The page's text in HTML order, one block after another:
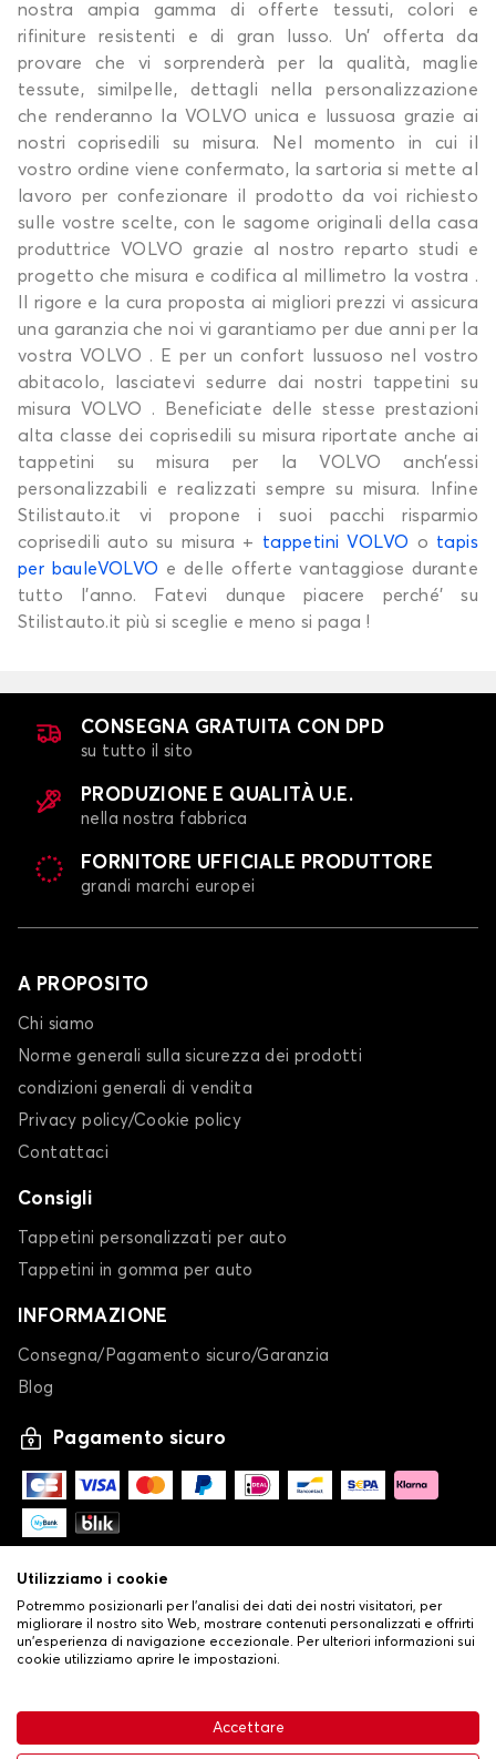
nostra ampia gamma di offerte tessuti, colori e
rifiniture resistenti e di gran lusso. Un’ offerta da
provare che vi sorprenderà per la qualità, maglie
tessute, similpelle, dettagli nella personalizzazione
che renderanno la VOLVO unica e lussuosa grazie ai
nostri coprisedili su misura. Nel momento in cui il
vostro ordine viene confermato, la sartoria si mette al
lavoro per confezionare il prodotto da voi richiesto
sulle vostre scelte, con le sagome originali della casa
produttrice VOLVO grazie al nostro reparto studi e
progetto che misura e codifica al millimetro la vostra .
Il rigore e la cura proposta ai migliori prezzi vi assicura
una garanzia che noi vi garantiamo per due anni per la
vostra VOLVO . E per un confort lussuoso nel vostro
abitacolo, lasciatevi sedurre dai nostri tappetini su
misura VOLVO . Beneficiate delle stesse prestazioni
alta classe dei coprisedili su misura riportate anche ai
tappetini su misura per la VOLVO anch’essi
personalizzabili e realizzati sempre su misura. Infine
Stilistauto.it vi propone i suoi pacchi risparmio
coprisedili auto su misura + tappetini VOLVO o tapis
per bauleVOLVO e delle offerte vantaggiose durante
tutto l’anno. Fatevi dunque piacere perché’ su
Stilistauto.it più si sceglie e meno si paga !
CONSEGNA GRATUITA CON DPD
su tutto il sito
PRODUZIONE E QUALITÀ U.E.
nella nostra fabbrica
FORNITORE UFFICIALE PRODUTTORE
grandi marchi europei
A PROPOSITO
Chi siamo
Norme generali sulla sicurezza dei prodotti
condizioni generali di vendita
Privacy policy/Cookie policy
Contattaci
Consigli
Tappetini personalizzati per auto
Tappetini in gomma per auto
INFORMAZIONE
Consegna/Pagamento sicuro/Garanzia
Blog
Pagamento sicuro
Condizioni generali di vendita•
Politica sulla privacy e sui cookie•Livraison
Utilizziamo i cookie
Potremmo posizionarli per l'analisi dei dati dei nostri visitatori, per
migliorare il nostro sito Web, mostrare contenuti personalizzati e offrirti
un'esperienza di navigazione eccezionale. Per ulteriori informazioni sui
cookie utilizziamo aprire le impostazioni.
Accettare